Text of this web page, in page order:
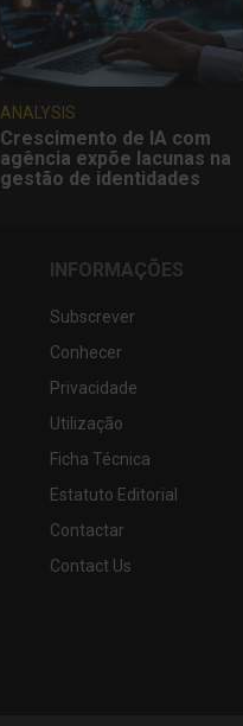
ANALYSIS
Crescimento de IA com
agência expõe lacunas na
gestão de identidades
INFORMAÇÕES
Subscrever
Conhecer
Privacidade
Utilização
Ficha Técnica
Estatuto Editorial
Contactar
Contact Us